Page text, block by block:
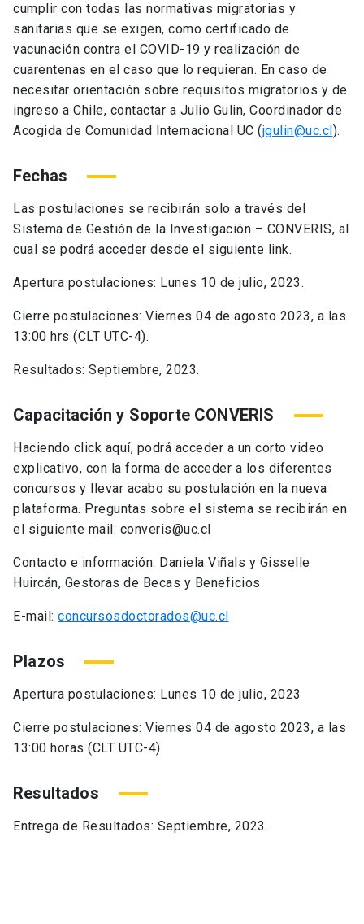
cumplir con todas las normativas migratorias y
sanitarias que se exigen, como certificado de
vacunación contra el COVID-19 y realización de
cuarentenas en el caso que lo requieran. En caso de
necesitar orientación sobre requisitos migratorios y de
ingreso a Chile, contactar a Julio Gulin, Coordinador de
Acogida de Comunidad Internacional UC (jgulin@uc.cl).
Fechas
Las postulaciones se recibirán solo a través del
Sistema de Gestión de la Investigación – CONVERIS, al
cual se podrá acceder desde el siguiente link.
Apertura postulaciones: Lunes 10 de julio, 2023.
Cierre postulaciones: Viernes 04 de agosto 2023, a las
13:00 hrs (CLT UTC-4).
Resultados: Septiembre, 2023.
Capacitación y Soporte CONVERIS
Haciendo click aquí, podrá acceder a un corto video
explicativo, con la forma de acceder a los diferentes
concursos y llevar acabo su postulación en la nueva
plataforma. Preguntas sobre el sistema se recibirán en
el siguiente mail: converis@uc.cl
Contacto e información: Daniela Viñals y Gisselle
Huircán, Gestoras de Becas y Beneficios
E-mail: concursosdoctorados@uc.cl
Plazos
Apertura postulaciones: Lunes 10 de julio, 2023
Cierre postulaciones: Viernes 04 de agosto 2023, a las
13:00 horas (CLT UTC-4).
Resultados
Entrega de Resultados: Septiembre, 2023.